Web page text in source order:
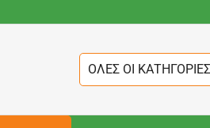
ΟΛΕΣ ΟΙ ΚΑΤΗΓΟΡΙΕΣ